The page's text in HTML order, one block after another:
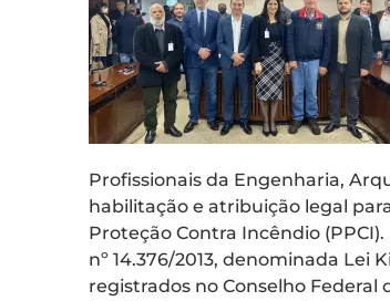
Profissionais da Engenharia,
habilitação e atribuição legal
Proteção Contra Incêndio
nº 14.376/2013, denominada Lei
registrados no Conselho Federal